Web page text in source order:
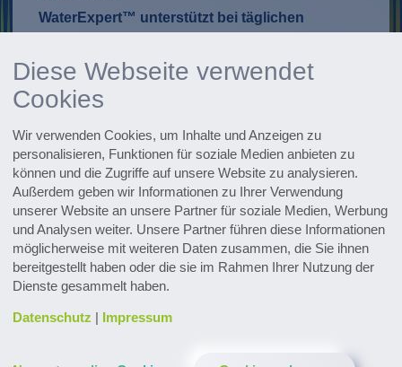
Diese Webseite verwendet
Cookies
Wir verwenden Cookies, um Inhalte und Anzeigen zu
personalisieren, Funktionen für soziale Medien anbieten zu
können und die Zugriffe auf unsere Website zu analysieren.
Außerdem geben wir Informationen zu Ihrer Verwendung
unserer Website an unsere Partner für soziale Medien, Werbung
und Analysen weiter. Unsere Partner führen diese Informationen
möglicherweise mit weiteren Daten zusammen, die Sie ihnen
bereitgestellt haben oder die sie im Rahmen Ihrer Nutzung der
Dienste gesammelt haben.
Datenschutz | Impressum
WaterExpert™ unterstützt bei täglichen
Hinweise zur Optimierung
Whitepaper, Broschüren & mehr
Zum Downloadcenter
Forschung & Weiterentwicklung